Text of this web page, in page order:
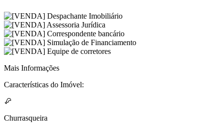
Mais Informações
Características do Imóvel:
Churrasqueira